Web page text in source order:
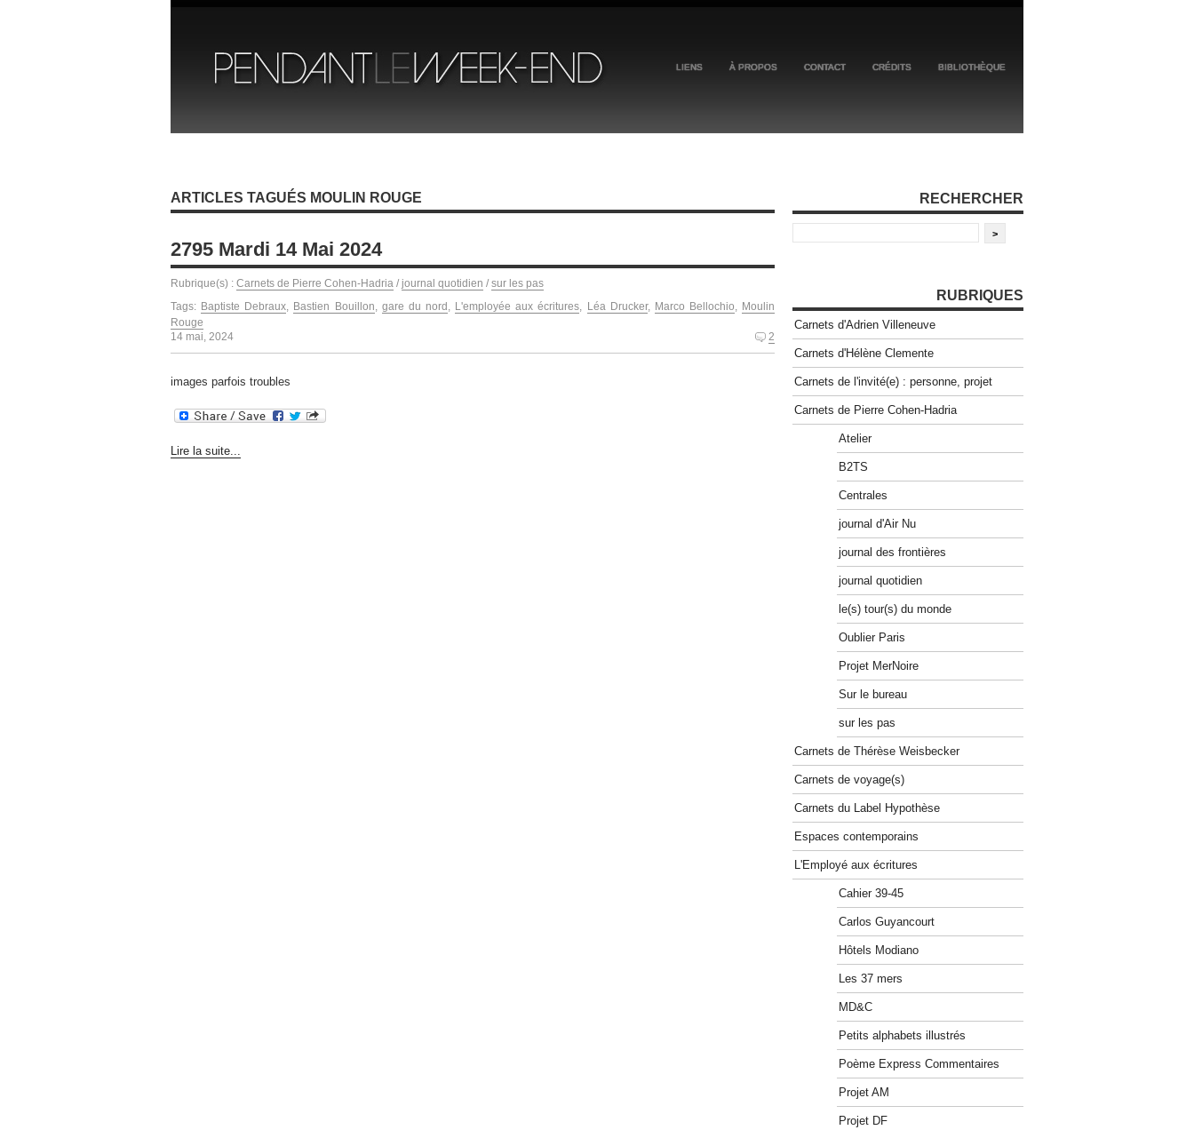
LIENS À PROPOS CONTACT CRÉDITS BIBLIOTHÈQUE
ARTICLES TAGUÉS MOULIN ROUGE
2795 Mardi 14 Mai 2024
Rubrique(s) : Carnets de Pierre Cohen-Hadria / journal quotidien / sur les pas
Tags: Baptiste Debraux, Bastien Bouillon, gare du nord , L'employée aux écritures, Léa Drucker, Marco Bellochio, Moulin
Rouge
14 mai, 2024
2
images parfois troubles
Lire la suite...
RECHERCHER
RUBRIQUES
Carnets d'Adrien Villeneuve
Carnets d'Hélène Clemente
Carnets de l'invité(e) : personne, projet
Carnets de Pierre Cohen-Hadria
Atelier
B2TS
Centrales
journal d'Air Nu
journal des frontières
journal quotidien
le(s) tour(s) du monde
Oublier Paris
Projet MerNoire
Sur le bureau
sur les pas
Carnets de Thérèse Weisbecker
Carnets de voyage(s)
Carnets du Label Hypothèse
Espaces contemporains
L'Employé aux écritures
Cahier 39-45
Carlos Guyancourt
Hôtels Modiano
Les 37 mers
MD&C
Petits alphabets illustrés
Poème Express Commentaires
Projet AM
Projet DF